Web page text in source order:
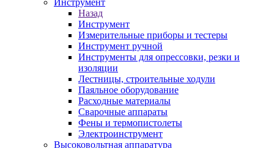
Инструмент
Назад
Инструмент
Измерительные приборы и тестеры
Инструмент ручной
Инструменты для опрессовки, резки и
изоляции
Лестницы, строительные ходули
Паяльное оборудование
Расходные материалы
Сварочные аппараты
Фены и термопистолеты
Электроинструмент
Высоковольтная аппаратура